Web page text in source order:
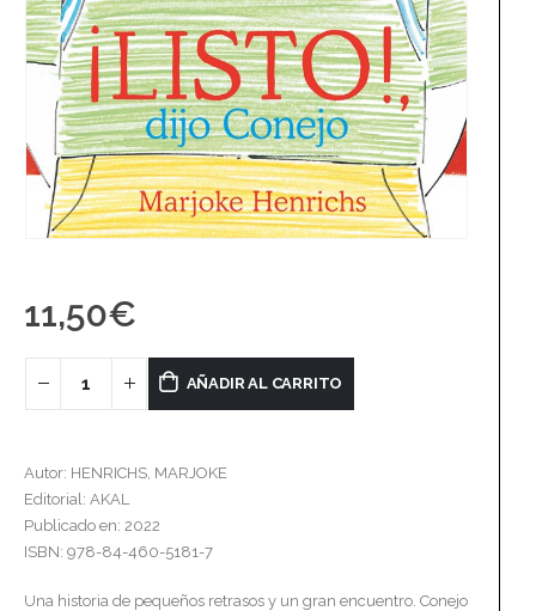
11,50€
AÑADIR AL CARRITO
Autor: HENRICHS, MARJOKE
Editorial: AKAL
Publicado en: 2022
ISBN: 978-84-460-5181-7
Una historia de pequeños retrasos y un gran encuentro. Conejo